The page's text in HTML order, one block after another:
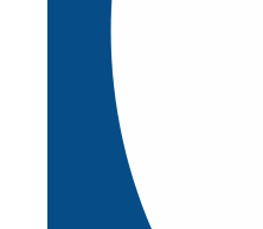
Implementación